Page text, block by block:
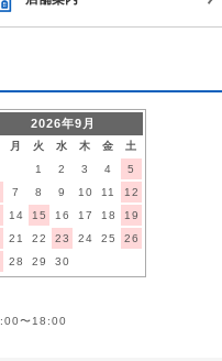
2026年9月
月 火 水 木 金
土
1
2 3 4
5
7 8 9 10 11
12
14 15 16 17 18
19
21 22 23 24 25
26
28 29 30
〜18:00